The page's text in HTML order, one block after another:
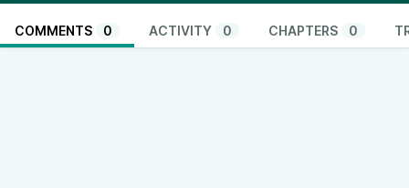
COMMENTS 0 ACTIVITY 0 CHAPTERS 0